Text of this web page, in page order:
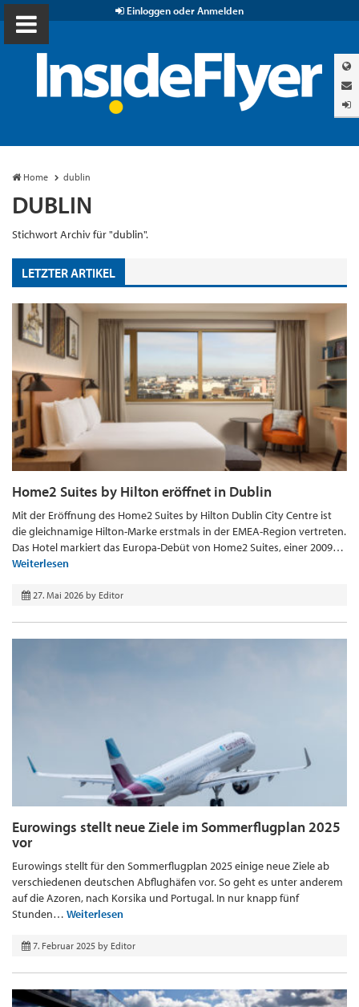
Einloggen oder Anmelden
Home dublin
DUBLIN
Stichwort Archiv für "dublin".
LETZTER ARTIKEL
Home2 Suites by Hilton eröffnet in Dublin
Mit der Eröffnung des Home2 Suites by Hilton Dublin City Centre ist
die gleichnamige Hilton-Marke erstmals in der EMEA-Region vertreten.
Das Hotel markiert das Europa-Debüt von Home2 Suites, einer 2009…
Weiterlesen
27. Mai 2026 by Editor
Eurowings stellt neue Ziele im Sommerflugplan 2025
vor
Eurowings stellt für den Sommerflugplan 2025 einige neue Ziele ab
verschiedenen deutschen Abflughäfen vor. So geht es unter anderem
auf die Azoren, nach Korsika und Portugal. In nur knapp fünf
Stunden… Weiterlesen
7. Februar 2025 by Editor